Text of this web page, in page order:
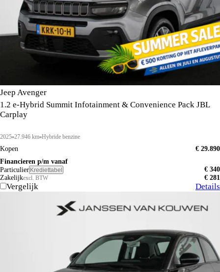
Jeep Avenger
1.2 e-Hybrid Summit Infotainment & Convenience Pack JBL
Carplay
2025 27.946 km Hybride benzine
Kopen
€ 29.890
Financieren p/m vanaf
Particulier Krediettabel
€ 340
Zakelijkexcl. BTW € 281
Vergelijk Details